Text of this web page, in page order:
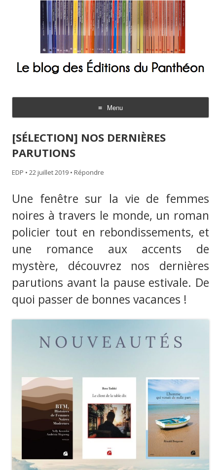
Menu
Aller
contenu
[SÉLECTION] NOS DERNIÈRES
PARUTIONS
EDP • 22 juillet 2019 • Répondre
Une fenêtre sur la vie de femmes
noires à travers le monde, un roman
policier tout en rebondissements, et
une romance aux accents de
mystère, découvrez nos dernières
parutions avant la pause estivale. De
quoi passer de bonnes vacances !